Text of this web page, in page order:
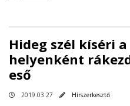
Hideg szél kíséri
helyenként
eső
2019.03.27 Hírszerkesztő